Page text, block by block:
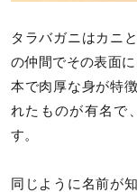
タラバガニはカニ
の仲間でその表面
本で肉厚な身が特
れたものが有名で
す。
同じように名前が